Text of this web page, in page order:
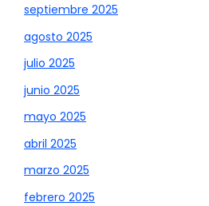
septiembre 2025
agosto 2025
julio 2025
junio 2025
mayo 2025
abril 2025
marzo 2025
febrero 2025